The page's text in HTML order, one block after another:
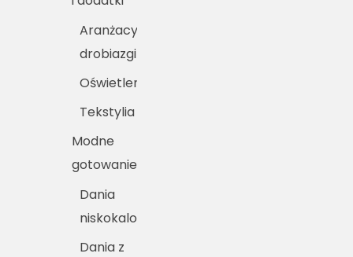
Aranżacyjne
drobiazgi
Oświetlenie
Tekstylia
Modne
gotowanie
Dania
niskokaloryczne
Dania z